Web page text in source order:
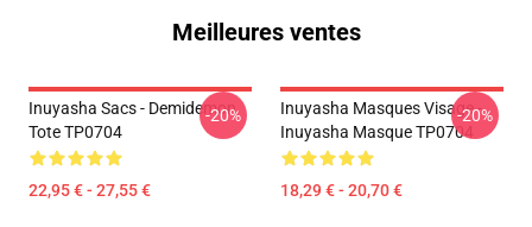
Meilleures ventes
Inuyasha Sacs - Demidemon
Tote TP0704
22,95 € - 27,55 €
-20%
Inuyasha Masques Visage -
Inuyasha Masque TP0704
18,29 € - 20,70 €
-20%